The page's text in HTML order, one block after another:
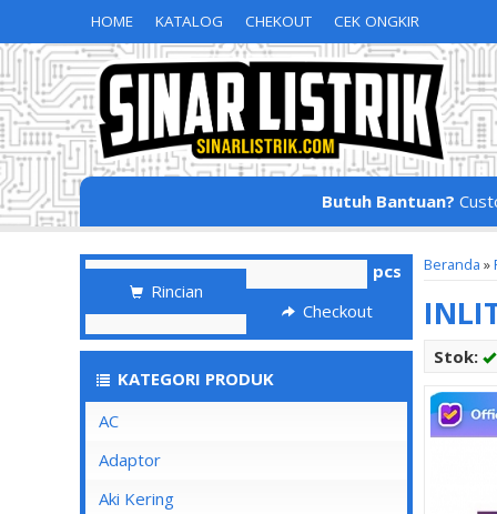
HOME KATALOG CHEKOUT CEK ONGKIR
Butuh Bantuan?
Beranda »
Stok:
pcs
Rincian
Checkout
KATEGORI PRODUK
AC
Adaptor
Aki Kering